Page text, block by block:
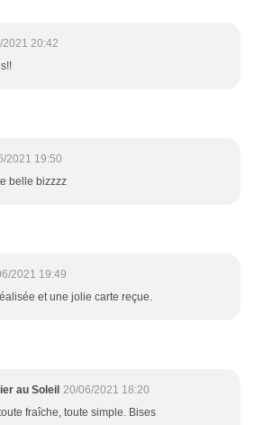
2021 20:42
2021 19:50
belle bizzzz
2021 19:49
et une jolie carte reçue.
au Soleil 20/06/2021 18:20
fraîche, toute simple. Bises